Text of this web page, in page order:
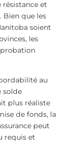
résistance et
Bien que les
soient
les
au
solde
plus réaliste
de fonds, la
peut
requis et